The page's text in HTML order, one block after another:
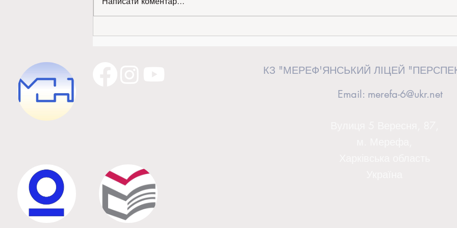
Золото міжнародної виставки —
«Від ідеї до дії»: керівниця загону
Львові
КЗ "МЕРЕФ'ЯНСЬКИЙ ЛІЦЕЙ
Email: merefa-6@ukr.net